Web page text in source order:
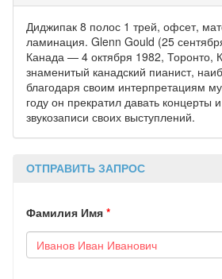
Диджипак 8 полос 1 трей, офсет,
ламинация. Glenn Gould (25
Канада — 4 октября 1982, Торонто,
знаменитый канадский пианист,
благодаря своим интерпретациям
году он прекратил давать концерты
звукозаписи своих выступлений.
ОТПРАВИТЬ ЗАПРОС
Фамилия Имя *